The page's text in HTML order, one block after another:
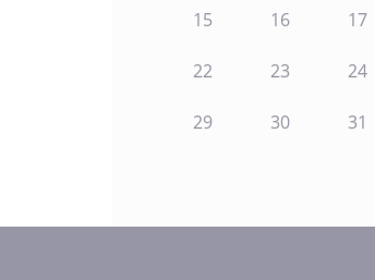
15 16 17
22 23 24
29 30 31